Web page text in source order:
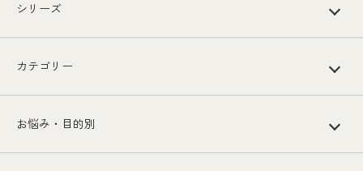
シリーズ
カテゴリー
お悩み・目的別